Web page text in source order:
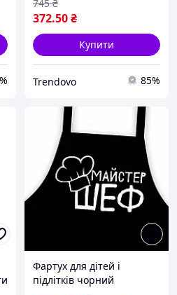
372.50₴
745 ₴
Купити
Trendovo 85%
Фартух для дітей і
підлітків чорний